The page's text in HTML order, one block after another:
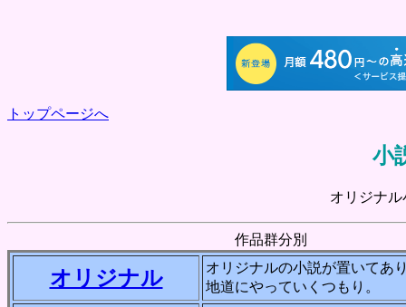
トップページへ
小
オリジナ
作品群分別
オリジナル
オリジナルの小説が置いてあ
地道にやっていくつもり。